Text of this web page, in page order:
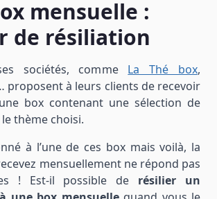
mensuelle :
de résiliation
sociétés, comme La Thé box,
proposent à leurs clients de recevoir
box contenant une sélection de
thème choisi.
à l’une de ces box mais voilà, la
mensuellement ne répond pas
! Est-il possible de résilier un